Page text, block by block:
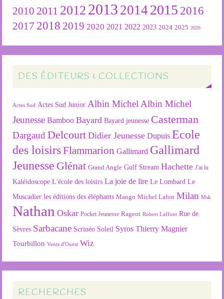
2010 2011 2012 2013 2014 2015 2016
2017 2018 2019 2020 2021 2022 2023 2024 2025 2026
DES ÉDITEURS & COLLECTIONS
Actes Sud Actes Sud Junior Albin Michel Albin Michel
Jeunesse Bamboo Bayard Bayard jeunesse Casterman
Dargaud Delcourt Didier Jeunesse Dupuis Ecole
des loisirsFlammarion Gallimard Gallimard
Jeunesse Glénat Grand Angle Gulf Stream Hachette J'ai lu
Kaléidoscope L'école des loisirs La joie de lire Le Lombard Le
Muscadier les éditions des éléphants Mango Michel Lafon Milan Msk
Nathan Oskar Pocket Jeunesse Rageot Robert Laffont Rue de
Sèvres Sarbacane Scrinéo Soleil Syros Thierry Magnier
Tourbillon Vents d'Ouest Wiz
RECHERCHES